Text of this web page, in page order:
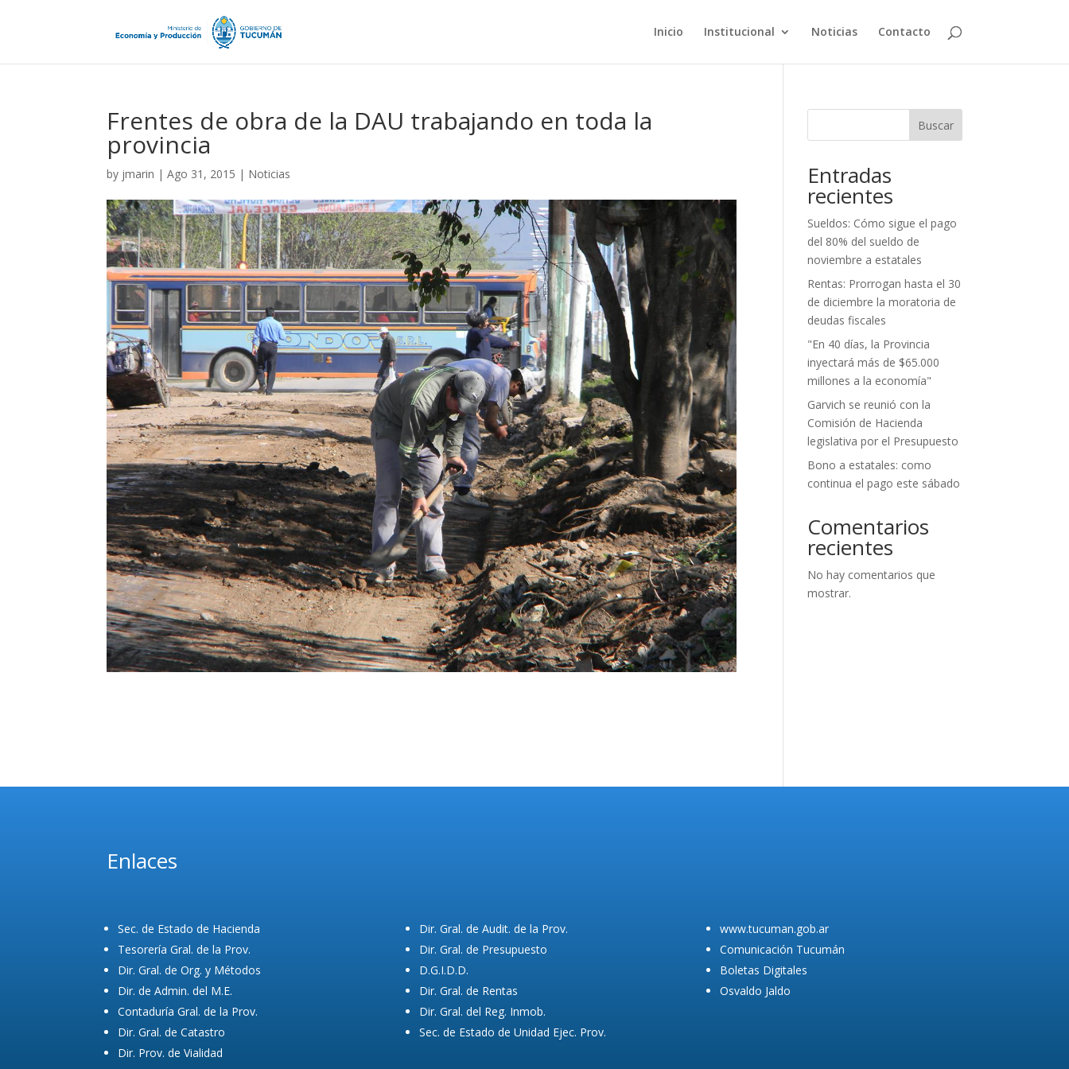
Inicio Institucional Noticias Contacto
Frentes de obra de la DAU trabajando en toda la
provincia
by jmarin |Ago 31, 2015 | Noticias
Buscar
Entradas
recientes
Sueldos: Cómo sigue el pago
del 80% del sueldo de
noviembre a estatales
Rentas: Prorrogan hasta el 30
de diciembre la moratoria de
deudas fiscales
"En 40 días, la Provincia
inyectará más de $65.000
millones a la economía"
Garvich se reunió con la
Comisión de Hacienda
legislativa por el Presupuesto
Bono a estatales: como
continua el pago este sábado
Comentarios
recientes
No hay comentarios que
mostrar.
Enlaces
Sec. de Estado de Hacienda
Tesorería Gral. de la Prov.
Dir. Gral. de Org. y Métodos
Dir. de Admin. del M.E.
Contaduría Gral. de la Prov.
Dir. Gral. de Catastro
Dir. Prov. de Vialidad
Dir. Gral. de Audit. de la Prov.
Dir. Gral. de Presupuesto
D.G.I.D.D.
Dir. Gral. de Rentas
Dir. Gral. del Reg. Inmob.
Sec. de Estado de Unidad Ejec. Prov.
www.tucuman.gob.ar
Comunicación Tucumán
Boletas Digitales
Osvaldo Jaldo